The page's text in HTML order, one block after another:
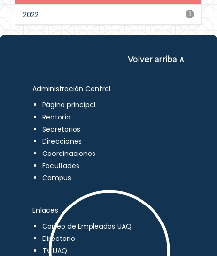
1
2022
Volver arriba ∧
Administración Central
Página principal
Rectoría
Secretarios
Direcciones
Coordinaciones
Facultades
Campus
Enlaces
Correo de Empleados UAQ
Directorio
TV UAQ